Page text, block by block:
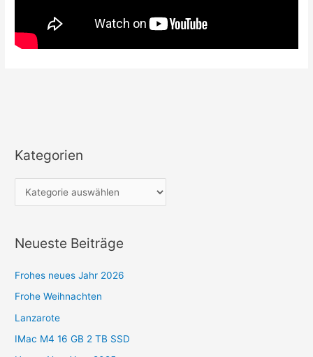
Kategorien
K
o
n
Neueste Beiträge
Frohes neues Jahr 2026
Frohe Weihnachten
Lanzarote
IMac M4 16 GB 2 TB SSD